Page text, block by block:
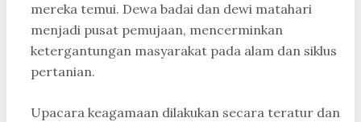
mereka temui. Dewa badai dan dewi matahari
menjadi pusat pemujaan, mencerminkan
ketergantungan masyarakat pada alam dan siklus
pertanian.
Upacara keagamaan dilakukan secara teratur dan